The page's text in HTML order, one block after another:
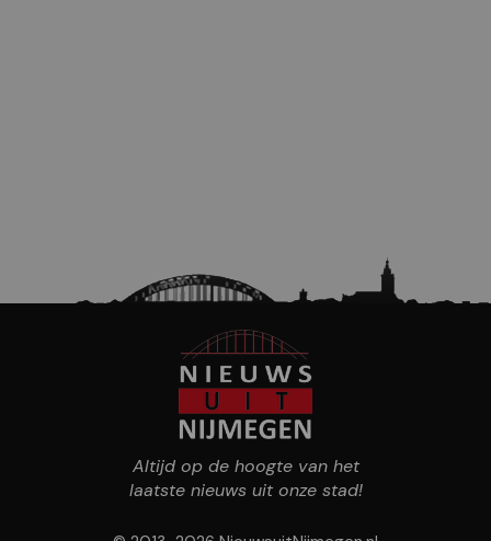
Altijd op de hoogte van het
laatste nieuws uit onze stad!